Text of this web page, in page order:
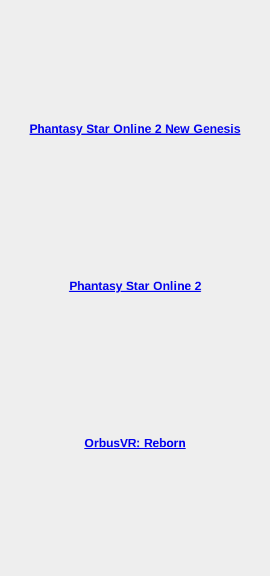
Phantasy Star Online 2 New Genesis
Phantasy Star Online 2
OrbusVR: Reborn